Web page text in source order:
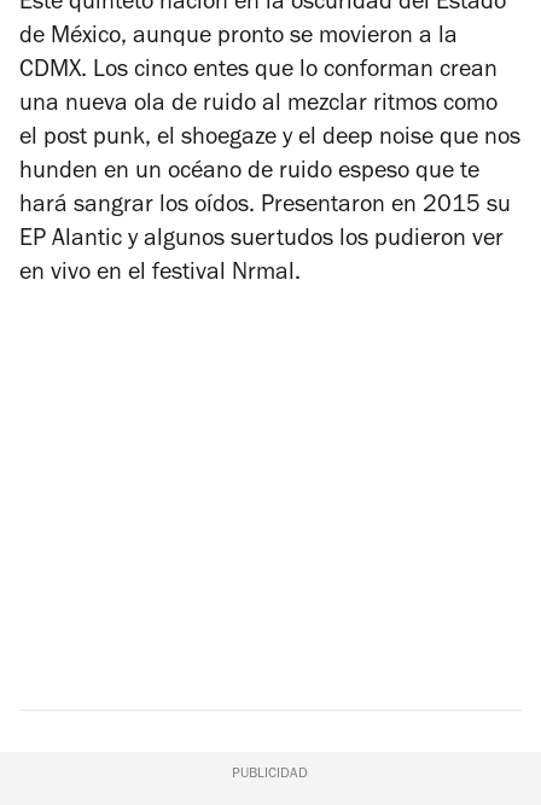
Este quinteto nación en la oscuridad del Estado
de México, aunque pronto se movieron a la
CDMX. Los cinco entes que lo conforman crean
una nueva ola de ruido al mezclar ritmos como
el post punk, el shoegaze y el deep noise que nos
hunden en un océano de ruido espeso que te
hará sangrar los oídos. Presentaron en 2015 su
EP Alantic y algunos suertudos los pudieron ver
en vivo en el festival Nrmal.
PUBLICIDAD